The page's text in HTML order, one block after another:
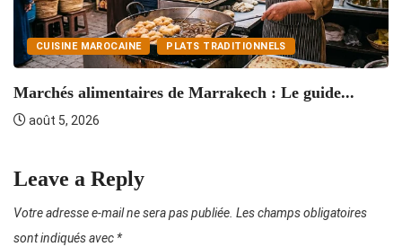
CUISINE MAROCAINE PLATS TRADITIONNELS
Marchés alimentaires de Marrakech : Le guide...
août 5, 2026
Leave a Reply
Votre adresse e-mail ne sera pas publiée. Les champs obligatoires
sont indiqués avec *